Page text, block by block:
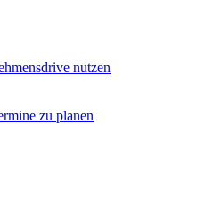
nutzen
zu planen